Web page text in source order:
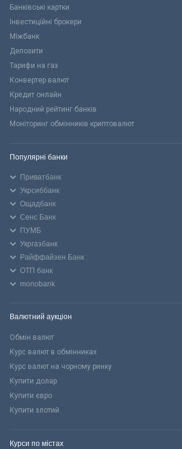
Банківські картки
Інвестиційні брокери
Міжбанк
Депозити
Тарифи на газ
Конвертер валют
Кредит онлайн
Народний рейтинг банків
Моніторинг обмінників криптовалют
Популярні банки
Приватбанк
Укрсиббанк
Ощадбанк
Сенс Банк
ПУМБ
Укргазбанк
Райффайзен Банк
ОТП банк
monobank
Валютний аукціон
Обмін валют
Курс валют в обмінниках
Курс валют на чорному ринку
Купити долар
Купити євро
Купити злотий
Курси по містах